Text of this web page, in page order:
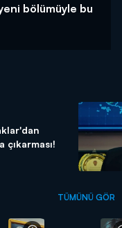
bölümüyle bu
çıkarması!
TÜMÜNÜ GÖR